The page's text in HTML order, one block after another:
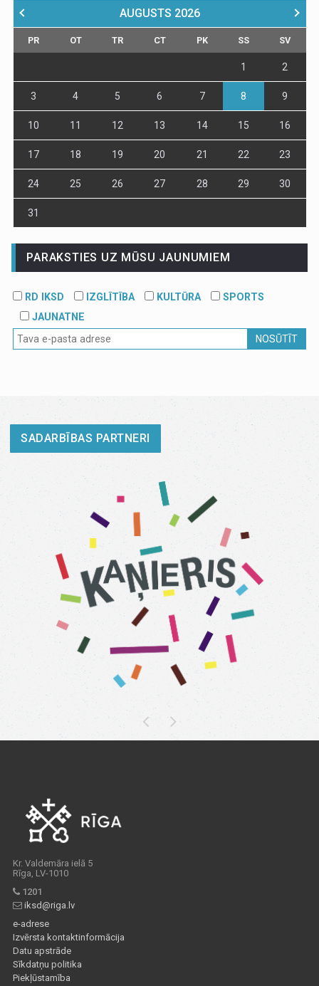
AUGUSTS 2026
PR OT TR CT PK SS SV
1 2
3 4 5 6 7 8 9
10 11 12 13 14 15 16
17 18 19 20 21 22 23
24 25 26 27 28 29 30
31
PARAKSTIES UZ MŪSU JAUNUMIEM
RD IKSD IZGLĪTĪBA KULTŪRA
SPORTS
JAUNATNE
NOSŪTĪT
SADARBĪBAS PARTNERI
Kr. Valdemāra ielā 5
Rīga, LV-1010
1201
iksd@riga.lv
e-adrese
Izvērsta kontaktinformācija
Datu apstrāde
Sīkdatņu politika
Piekļūstamība